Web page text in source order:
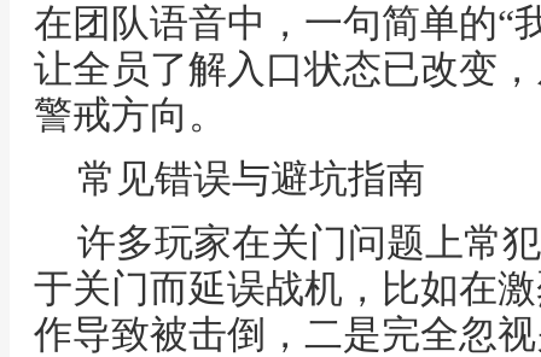
在团队语音中，一句简单的“
让全员了解入口状态已改变
警戒方向。
常见错误与避坑指南
许多玩家在关门问题上常
于关门而延误战机，比如在
作导致被击倒，二是完全忽